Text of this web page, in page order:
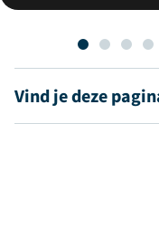
Vind je deze